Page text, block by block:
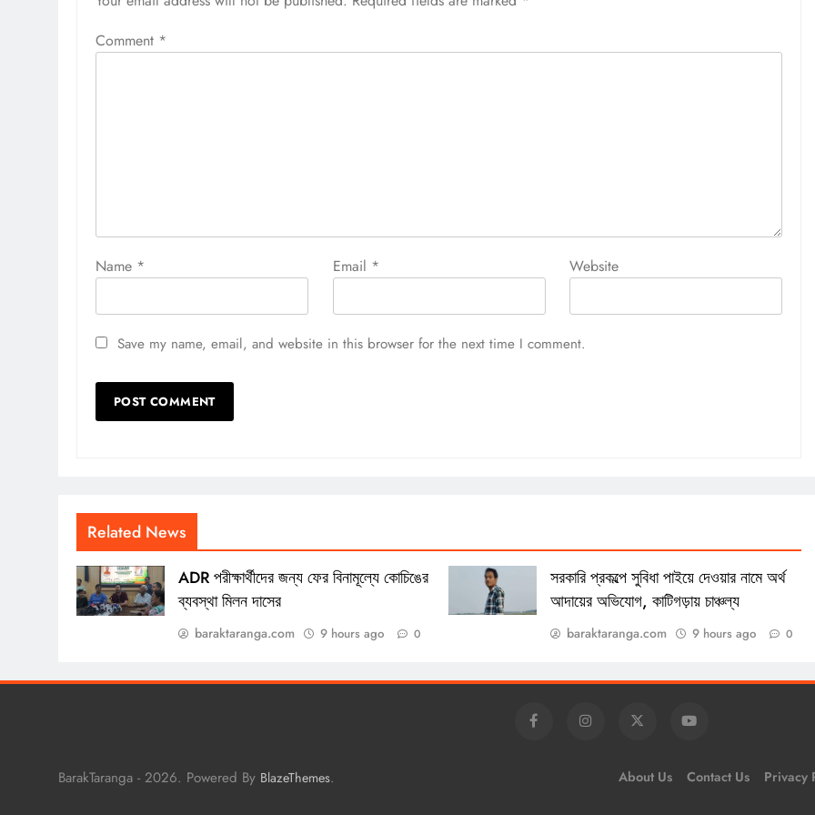
Comment *
Name * Email * Website
Save my name, email, and website in this browser for the next time I comment.
Related News
ADR পরীক্ষার্থীদের জন্য ফের বিনামূল্যে কোচিঙের
ব্যবস্থা মিলন দাসের
baraktaranga.com 9 hours ago 0
সরকারি প্রকল্পে সুবিধা পাইয়ে দেওয়ার নামে অর্থ
আদায়ের অভিযোগ, কাটিগড়ায় চাঞ্চল্য
baraktaranga.com 9 hours ago 0
BarakTaranga - 2026. Powered By BlazeThemes. About Us Contact Us Privacy